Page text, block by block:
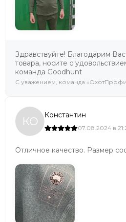
Здравствуйте! Благодарим
товара, носите с
команда Goodhunt
C уважением, команда
КО Константин
07.08.2024 в
Отличное качество. Размер